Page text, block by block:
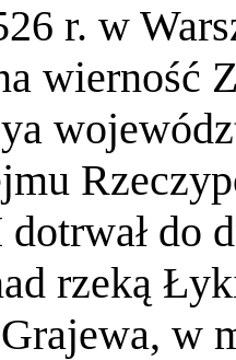
r. w
wierność
do
rzeką
w